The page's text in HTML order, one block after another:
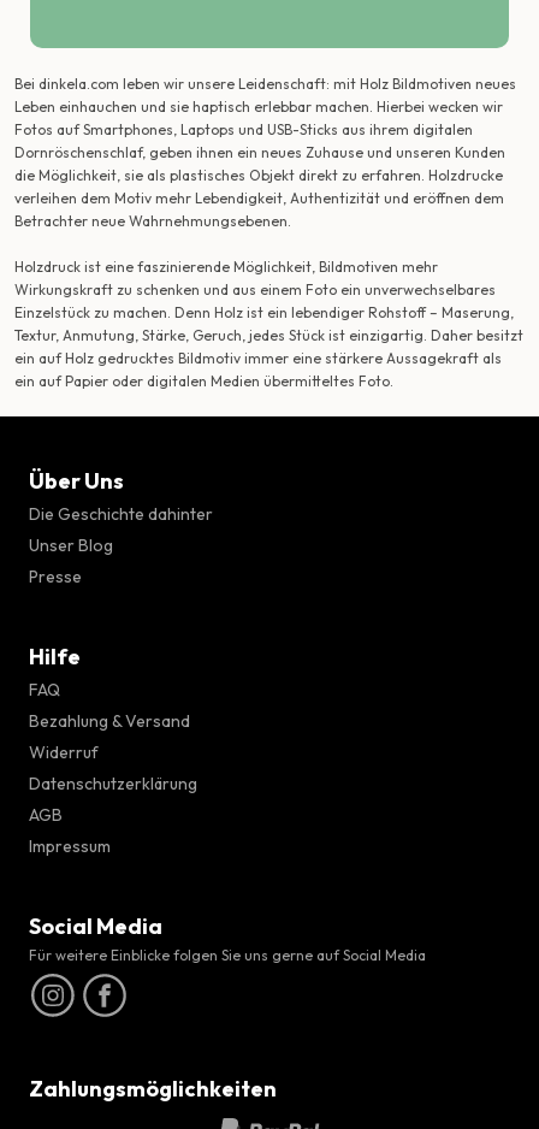
Bei dinkela.com leben wir unsere Leidenschaft: mit Holz Bildmotiven neues
Leben einhauchen und sie haptisch erlebbar machen. Hierbei wecken wir
Fotos auf Smartphones, Laptops und USB-Sticks aus ihrem digitalen
Dornröschenschlaf, geben ihnen ein neues Zuhause und unseren Kunden
die Möglichkeit, sie als plastisches Objekt direkt zu erfahren. Holzdrucke
verleihen dem Motiv mehr Lebendigkeit, Authentizität und eröffnen dem
Betrachter neue Wahrnehmungsebenen.
Holzdruck ist eine faszinierende Möglichkeit, Bildmotiven mehr
Wirkungskraft zu schenken und aus einem Foto ein unverwechselbares
Einzelstück zu machen. Denn Holz ist ein lebendiger Rohstoff – Maserung,
Textur, Anmutung, Stärke, Geruch, jedes Stück ist einzigartig. Daher besitzt
ein auf Holz gedrucktes Bildmotiv immer eine stärkere Aussagekraft als
ein auf Papier oder digitalen Medien übermitteltes Foto.
Über Uns
Die Geschichte dahinter
Unser Blog
Presse
Hilfe
FAQ
Bezahlung & Versand
Widerruf
Datenschutzerklärung
AGB
Impressum
Social Media
Für weitere Einblicke folgen Sie uns gerne auf Social Media
Zahlungsmöglichkeiten